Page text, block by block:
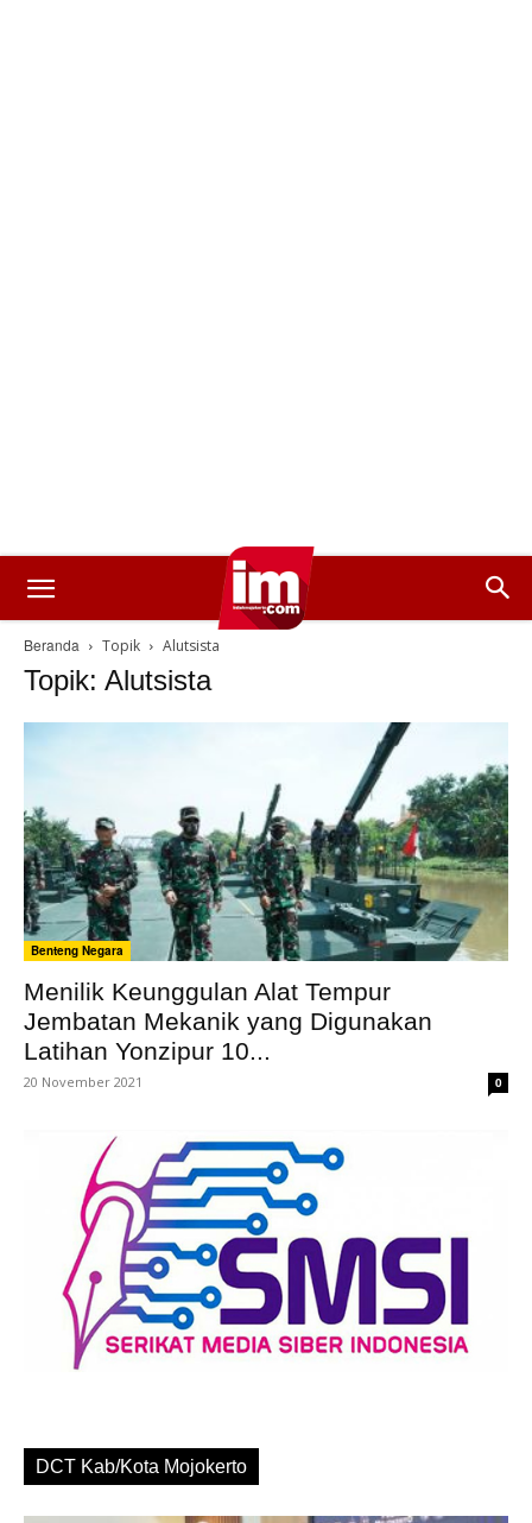
Beranda Topik Alutsista
Topik: Alutsista
Benteng Negara
Menilik Keunggulan Alat Tempur
Jembatan Mekanik yang Digunakan
Latihan Yonzipur 10...
20 November 2021 0
DCT Kab/Kota Mojokerto